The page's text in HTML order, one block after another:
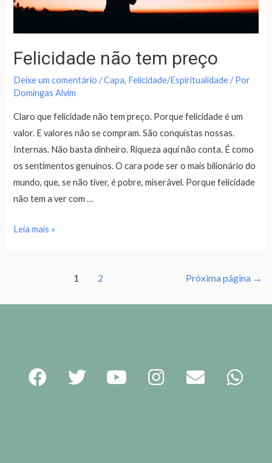
Felicidade não tem preço
Deixe um comentário /Capa, Felicidade/Espiritualidade/ Por
Domingas Alvim
Claro que felicidade não tem preço. Porque felicidade é um
valor. E valores não se compram. São conquistas nossas.
Internas. Não basta dinheiro. Riqueza aqui não conta. É como
os sentimentos genuínos. O cara pode ser o mais bilionário do
mundo, que, se não tiver, é pobre, miserável. Porque felicidade
não tem a ver com …
Leia mais »
1 2 Próxima página →